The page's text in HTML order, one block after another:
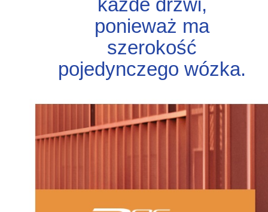
każde drzwi,
ponieważ ma
szerokość
pojedynczego wózka.